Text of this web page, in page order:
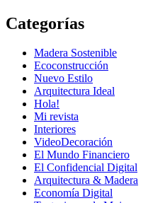
Categorías
Madera Sostenible
Ecoconstrucción
Nuevo Estilo
Arquitectura Ideal
Hola!
Mi revista
Interiores
VideoDecoración
El Mundo Financiero
El Confidencial Digital
Arquitectura & Madera
Economía Digital